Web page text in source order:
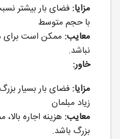
مزایا: فضای بار بیشتر
با حجم متوسط
معایب: ممکن است برای
نباشد.
خاور:
مزایا: فضای بار بسیار
زیاد مبلمان
معایب: هزینه اجاره
بزرگ باشد.